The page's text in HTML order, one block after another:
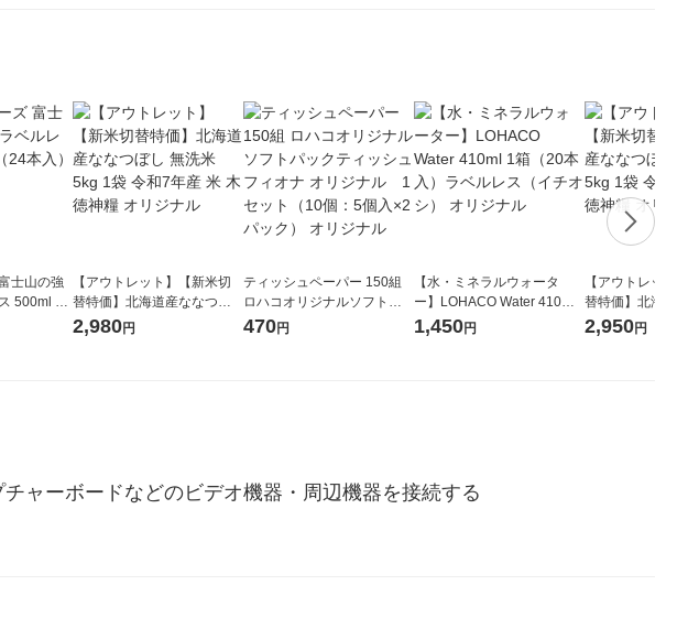
士山の強
500ml 1
【アウトレット】【新米切
替特価】北海道産ななつぼ
し 無洗米 5kg 1袋 令和7年産
2,980円
ティッシュペーパー 150組
ロハコオリジナルソフトパ
ックティッシュ フィオナ オ
470円
【水・ミネラルウォータ
ー】LOHACO Water 410ml
1箱（20本入）ラベルレス
1,450円
【アウトレッ
替特価】北海
し 精白米 5kg
2,950円
ャーボードなどのビデオ機器・周辺機器を接続する